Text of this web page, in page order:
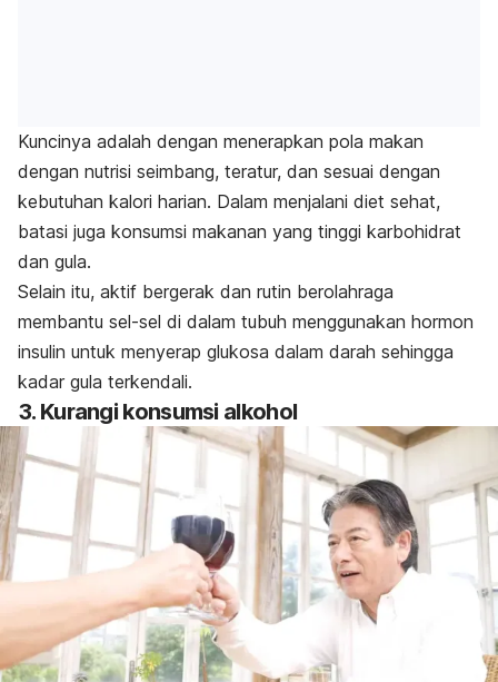
Kuncinya adalah dengan menerapkan pola makan
dengan nutrisi seimbang, teratur, dan sesuai dengan
kebutuhan kalori harian. Dalam menjalani diet sehat,
batasi juga konsumsi makanan yang tinggi karbohidrat
dan gula.
Selain itu, aktif bergerak dan rutin berolahraga
membantu sel-sel di dalam tubuh menggunakan hormon
insulin untuk menyerap glukosa dalam darah sehingga
kadar gula terkendali.
3. Kurangi konsumsi alkohol